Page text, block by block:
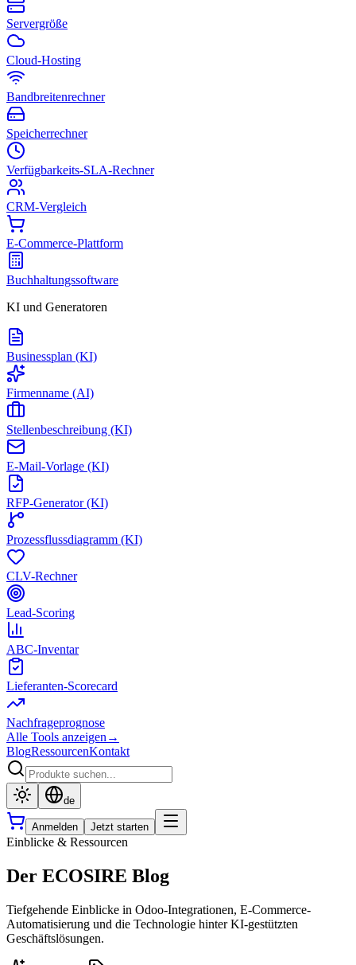
Servergröße
Cloud-Hosting
Bandbreitenrechner
Speicherrechner
Verfügbarkeits-SLA-Rechner
CRM-Vergleich
E-Commerce-Plattform
Buchhaltungssoftware
KI und Generatoren
Businessplan (KI)
Firmenname (AI)
Stellenbeschreibung (KI)
E-Mail-Vorlage (KI)
RFP-Generator (KI)
Prozessflussdiagramm (KI)
CLV-Rechner
Lead-Scoring
ABC-Inventar
Lieferanten-Scorecard
Nachfrageprognose
Alle Tools anzeigen →
BlogRessourcenKontakt
de
Anmelden Jetzt starten
Einblicke & Ressourcen
Der ECOSIRE Blog
Tiefgehende Einblicke in Odoo-Integrationen, E-Commerce-
Automatisierung und die Technologie hinter KI-gestützten
Geschäftslösungen.